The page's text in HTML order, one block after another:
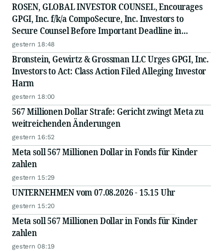
ROSEN, GLOBAL INVESTOR COUNSEL, Encourages
GPGI, Inc. f/k/a CompoSecure, Inc. Investors to
Secure Counsel Before Important Deadline in
Securities Class Action - GPGI, CMPO
gestern 18:48
Bronstein, Gewirtz & Grossman LLC Urges GPGI, Inc.
Investors to Act: Class Action Filed Alleging Investor
Harm
gestern 18:00
567 Millionen Dollar Strafe: Gericht zwingt Meta zu
weitreichenden Änderungen
gestern 16:52
Meta soll 567 Millionen Dollar in Fonds für Kinder
zahlen
gestern 15:29
UNTERNEHMEN vom 07.08.2026 - 15.15 Uhr
gestern 15:20
Meta soll 567 Millionen Dollar in Fonds für Kinder
zahlen
gestern 08:19